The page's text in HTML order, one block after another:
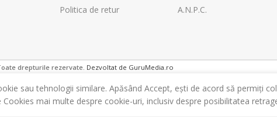
Politica de retur
A.N.P.C.
drepturile rezervate. Dezvoltat de GuruMedia.ro
sau tehnologii similare. Apăsând Accept, ești de acord să permiți
mai multe despre cookie-uri, inclusiv despre posibilitatea